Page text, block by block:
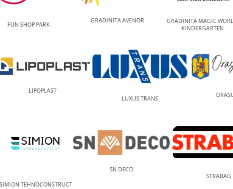
FUN SHOP PARK
GRADINITA AVENOR
GRADINITA MAGIC
KINDERGARTEN
LIPOPLAST
LUXUS TRANS
SIMION TEHNOCONSTRUCT
SN DECO
STRABAG